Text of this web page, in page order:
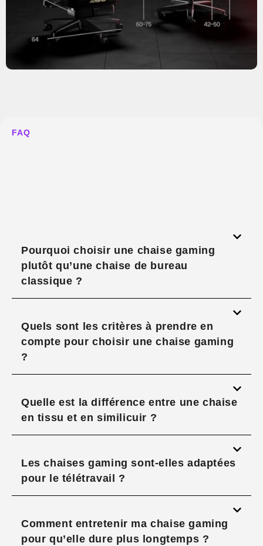
FAQ
Pourquoi choisir une chaise gaming
plutôt qu’une chaise de bureau
classique ?
Quels sont les critères à prendre en
compte pour choisir une chaise gaming
?
Quelle est la différence entre une chaise
en tissu et en similicuir ?
Les chaises gaming sont-elles adaptées
pour le télétravail ?
Comment entretenir ma chaise gaming
pour qu’elle dure plus longtemps ?